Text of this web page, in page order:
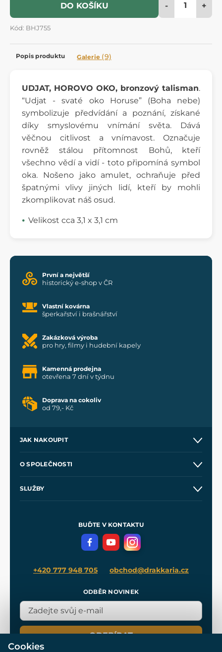
DO KOŠÍKU - +
Kód: BHJ755
Popis produktu Galerie (9)
UDJAT, HOROVO OKO, bronzový talisman.
“Udjat - svaté oko Horuse” (Boha nebe)
symbolizuje předvídání a poznání, získané
díky smyslovému vnímání světa. Dává
věčnou citlivost a vnímavost. Označuje
rovněž stálou přítomnost Bohů, kteří
všechno vědí a vidí - toto připomíná symbol
oka. Nošeno jako amulet, ochraňuje před
špatnými vlivy jiných lidí, kteří by mohli
zkomplikovat náš osud.
Velikost cca 3,1 x 3,1 cm
První a největší
historický e-shop v ČR
Vlastní kovárna
šperkařství i brašnářství
Zakázková výroba
pro hry, filmy i hudební kapely
Kamenná prodejna
otevřena 7 dní v týdnu
Doprava na cokoliv
od 79,- Kč
JAK NAKOUPIT
Velkoobchod
O SPOLEČNOSTI
SLUŽBY
Meče pro Kingdom Come
BUĎTE V KONTAKTU
+420 777 948 705 obchod@drakkaria.cz
ODBĚR NOVINEK
ODEBÍRAT
Cookies